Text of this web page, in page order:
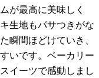
が最高に美味しく
生地もパサつきがな
瞬間ほどけていき、
いです。ベーカリー
イーツで感動しまし